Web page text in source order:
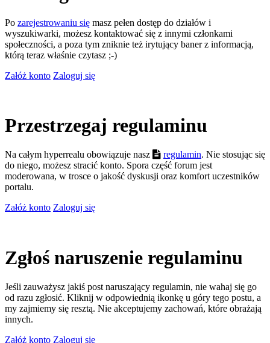
Po zarejestrowaniu się masz pełen dostęp do działów i
wyszukiwarki, możesz kontaktować się z innymi członkami
społeczności, a poza tym zniknie też irytujący baner z informacją,
którą teraz właśnie czytasz ;-)
Załóż konto Zaloguj się
Przestrzegaj regulaminu
Na całym hyperrealu obowiązuje nasz regulamin. Nie stosując się
do niego, możesz stracić konto. Spora część forum jest
moderowana, w trosce o jakość dyskusji oraz komfort uczestników
portalu.
Załóż konto Zaloguj się
Zgłoś naruszenie regulaminu
Jeśli zauważysz jakiś post naruszający regulamin, nie wahaj się go
od razu zgłosić. Kliknij w odpowiednią ikonkę u góry tego postu, a
my zajmiemy się resztą. Nie akceptujemy zachowań, które obrażają
innych.
Załóż konto Zaloguj się